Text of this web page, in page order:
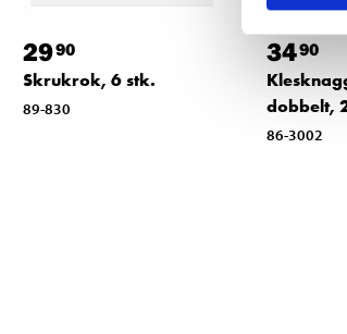
2990
Skrukrok, 6 stk.
89-830
3490
dobbelt,
86-3002